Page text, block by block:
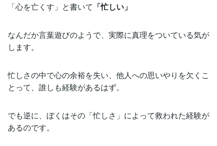
「心を亡くす」と書いて 「忙しい」
なんだか言葉遊びのようで、実際に真理をついている気が
します。
忙しさの中で心の余裕を失い、他人への思いやりを欠くこ
とって、誰しも経験があるはず。
でも逆に、ぼくはその「忙しさ」によって救われた経験が
あるのです。